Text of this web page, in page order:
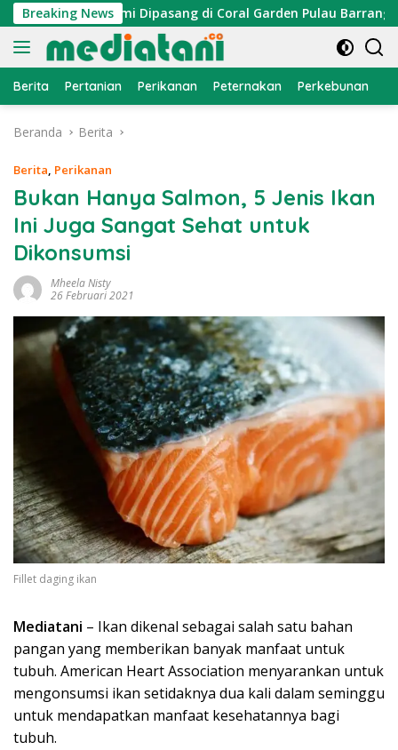
Langsung
ke
konten
Breaking News
Dipasang di Coral Garden Pulau Barrang Caddi
Berita Pertanian Perikanan Peternakan Perkebunan
Beranda Berita
Berita, Perikanan
Bukan Hanya Salmon, 5 Jenis Ikan
Ini Juga Sangat Sehat untuk
Dikonsumsi
Mheela Nisty
26 Februari 2021
Fillet daging ikan
Mediatani – Ikan dikenal sebagai salah satu bahan
pangan yang memberikan banyak manfaat untuk
tubuh. American Heart Association menyarankan untuk
mengonsumsi ikan setidaknya dua kali dalam seminggu
untuk mendapatkan manfaat kesehatannya bagi
tubuh.